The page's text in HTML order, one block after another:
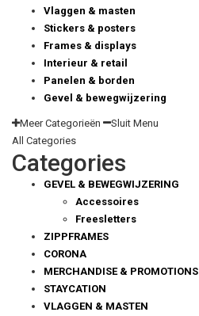
Vlaggen & masten
Stickers & posters
Frames & displays
Interieur & retail
Panelen & borden
Gevel & bewegwijzering
Meer Categorieën
Sluit Menu
All Categories
Categories
GEVEL & BEWEGWIJZERING
Accessoires
Freesletters
ZIPPFRAMES
CORONA
MERCHANDISE & PROMOTIONS
STAYCATION
VLAGGEN & MASTEN